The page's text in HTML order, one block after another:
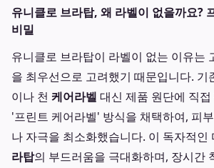
유니클로 브라탑, 왜 라벨이 없을까요?
비밀
유니클로 브라탑이 라벨이 없는 이유는
을 최우선으로 고려했기 때문입니다. 기
이나 천 케어라벨 대신 제품 원단에 직
'프린트 케어라벨' 방식을 채택하여, 피
나 자극을 최소화했습니다. 이 독자적인
라탑의 부드러움을 극대화하며, 장시간